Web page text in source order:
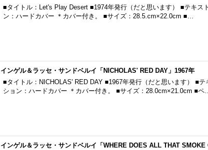
■タイトル：Let's Play Desert ■1974年発行（だと思います） ■テキス
ン：ハードカバー ＊カバー付き。 ■サイズ：28.5.cm×22.0cm ■…
インゲル＆ラッセ・サンドベルイ「NICHOLAS' RED DAY」1967年
■タイトル：NICHOLAS' RED DAY ■1967年発行（だと思います） ■テ
ション：ハードカバー ＊カバー付き。 ■サイズ：28.0cm×21.0cm ■ペ
インゲル＆ラッセ・サンドベルイ「WHERE DOES ALL THAT